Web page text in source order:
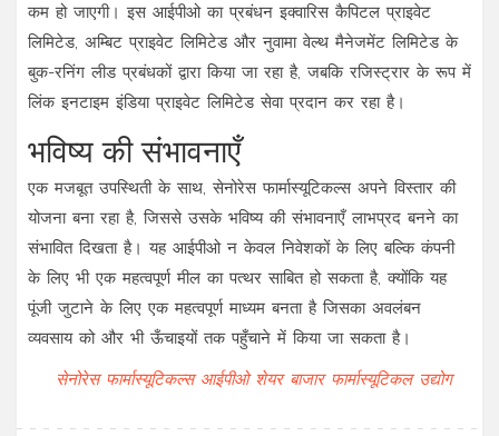
कम हो जाएगी। इस आईपीओ का प्रबंधन इक्वारिस कैपिटल प्राइवेट
लिमिटेड, अम्बिट प्राइवेट लिमिटेड और नुवामा वेल्थ मैनेजमेंट लिमिटेड के
बुक-रनिंग लीड प्रबंधकों द्वारा किया जा रहा है, जबकि रजिस्ट्रार के रूप में
लिंक इनटाइम इंडिया प्राइवेट लिमिटेड सेवा प्रदान कर रहा है।
भविष्य की संभावनाएँ
एक मजबूत उपस्थिती के साथ, सेनोरेस फार्मास्यूटिकल्स अपने विस्तार की
योजना बना रहा है, जिससे उसके भविष्य की संभावनाएँ लाभप्रद बनने का
संभावित दिखता है। यह आईपीओ न केवल निवेशकों के लिए बल्कि कंपनी
के लिए भी एक महत्वपूर्ण मील का पत्थर साबित हो सकता है, क्योंकि यह
पूंजी जुटाने के लिए एक महत्वपूर्ण माध्यम बनता है जिसका अवलंबन
व्यवसाय को और भी ऊँचाइयों तक पहुँचाने में किया जा सकता है।
सेनोरेस फार्मास्यूटिकल्स आईपीओ शेयर बाजार फार्मास्यूटिकल उद्योग